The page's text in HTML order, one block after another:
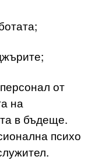
от
на
в бъдеще.
психо